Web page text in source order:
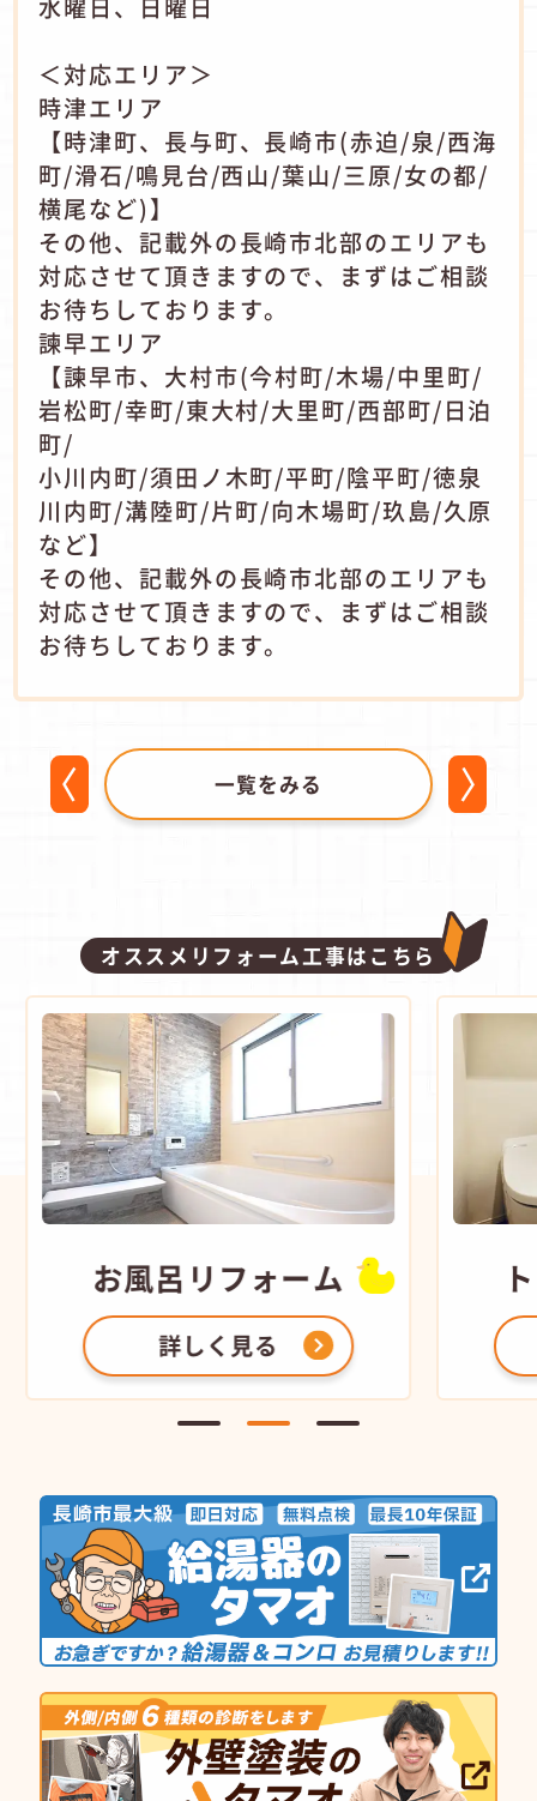
水曜日、日曜日
＜対応エリア＞
時津エリア
【時津町、長与町、長崎市(赤迫/泉/西海
町/滑石/鳴見台/西山/葉山/三原/女の都/
横尾など)】
その他、記載外の長崎市北部のエリアも
対応させて頂きますので、まずはご相談
お待ちしております。
諫早エリア
【諫早市、大村市(今村町/木場/中里町/
岩松町/幸町/東大村/大里町/西部町/日泊
町/
小川内町/須田ノ木町/平町/陰平町/徳泉
川内町/溝陸町/片町/向木場町/玖島/久原
など】
その他、記載外の長崎市北部のエリアも
対応させて頂きますので、まずはご相談
お待ちしております。
一覧をみる
オススメリフォーム工事はこちら
お風呂 リフォーム
詳しく見る